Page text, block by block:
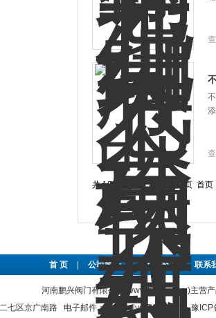
共 19 条记录，当前 1 / 2 页 首
首 页 公司简介 | 新闻资讯 | 联系
河南鹏兴阀门有限公司(www.hnpxv.com)主营
七区京广南路 电子邮件：hnpxvalve@126.com豫ICP